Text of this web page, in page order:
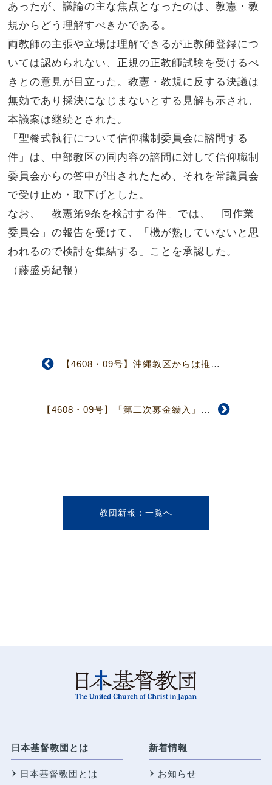
あったが、議論の主な焦点となったのは、教憲・教
規からどう理解すべきかである。
両教師の主張や立場は理解できるが正教師登録につ
いては認められない、正規の正教師試験を受けるべ
きとの意見が目立った。教憲・教規に反する決議は
無効であり採決になじまないとする見解も示され、
本議案は継続とされた。
「聖餐式執行について信仰職制委員会に諮問する
件」は、中部教区の同内容の諮問に対して信仰職制
委員会からの答申が出されたため、それを常議員会
で受け止め・取下げとした。
なお、「教憲第9条を検討する件」では、「同作業
委員会」の報告を受けて、「機が熟していないと思
われるので検討を集結する」ことを承認した。
（藤盛勇紀報）
【4608・09号】沖縄教区からは推薦議員として十名
【4608・09号】「第二次募金繰入」を巡り議論
教団新報
日本基督教団とは
日本基督教団とは
新着情報
お知らせ